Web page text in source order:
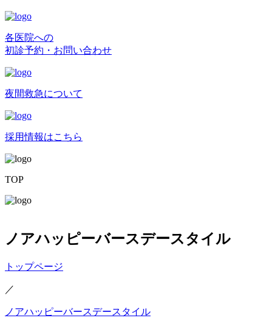
各医院への
初診予約・お問い合わせ
夜間救急について
採用情報はこちら
TOP
ノアハッピーバースデースタイル
トップページ
／
ノアハッピーバースデースタイル